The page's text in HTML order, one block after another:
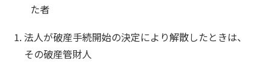
た者
法人が破産手続開始の決定により解散したときは、
その破産管財人